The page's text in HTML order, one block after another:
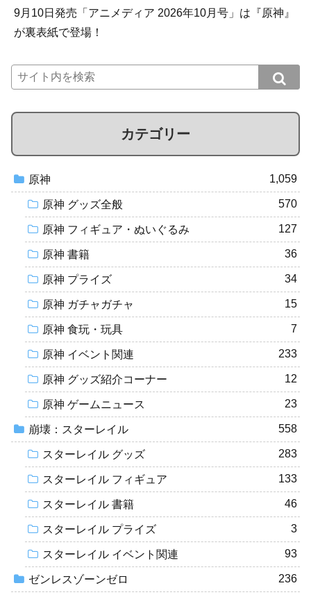
9月10日発売「アニメディア 2026年10月号」は『原神』
が裏表紙で登場！
カテゴリー
原神 1,059
原神 グッズ全般 570
原神 フィギュア・ぬいぐるみ 127
原神 書籍 36
原神 プライズ 34
原神 ガチャガチャ 15
原神 食玩・玩具 7
原神 イベント関連 233
原神 グッズ紹介コーナー 12
原神 ゲームニュース 23
崩壊：スターレイル 558
スターレイル グッズ 283
スターレイル フィギュア 133
スターレイル 書籍 46
スターレイル プライズ 3
スターレイル イベント関連 93
ゼンレスゾーンゼロ 236